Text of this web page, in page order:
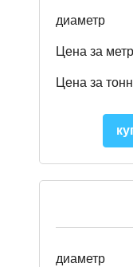
диаметр
Цена за метр
Цена за
диаметр